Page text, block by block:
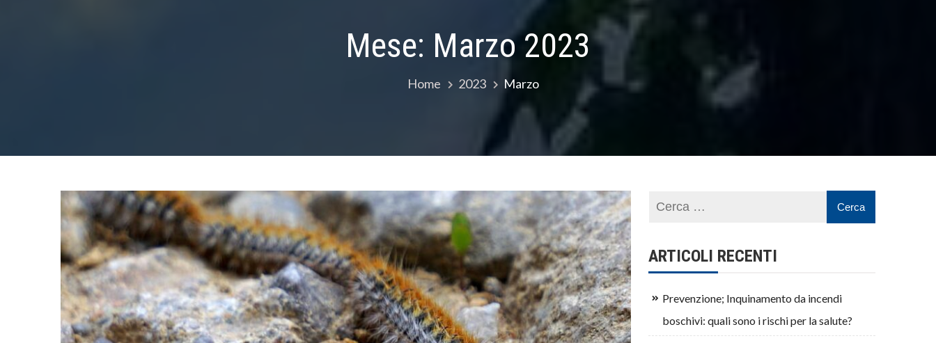
Mese: Marzo 2023
Home 2023 Marzo
ARTICOLI RECENTI
Prevenzione; Inquinamento da incendi
boschivi: quali sono i rischi per la salute?